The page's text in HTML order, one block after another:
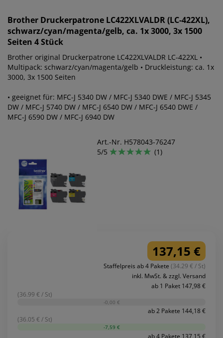
Brother Druckerpatrone LC422XLVALDR (LC-422XL),
schwarz/cyan/magenta/gelb, ca. 1x 3000, 3x 1500
Seiten 4 Stück
Brother original Druckerpatrone LC422XLVALDR LC-422XL •
Multipack: schwarz/cyan/magenta/gelb • Druckleistung: ca. 1x
3000, 3x 1500 Seiten
• geeignet für: MFC-J 5340 DW / MFC-J 5340 DWE / MFC-J 5345
DW / MFC-J 5740 DW / MFC-J 6540 DW / MFC-J 6540 DWE /
MFC-J 6590 DW / MFC-J 6940 DW
Art.-Nr. H578043-76247
5/5
(1)
137,15 €
Staffelpreis ab 4 Pakete (34.29 € / St)
inkl. MwSt. & zzgl. Versand
ab 1 Paket 147,98 €
(36.99 € / St)
-0,00 €
ab 2 Pakete 144,18 €
(36.05 € / St)
-7,59 €
ab 4 Pakete 137,15 €